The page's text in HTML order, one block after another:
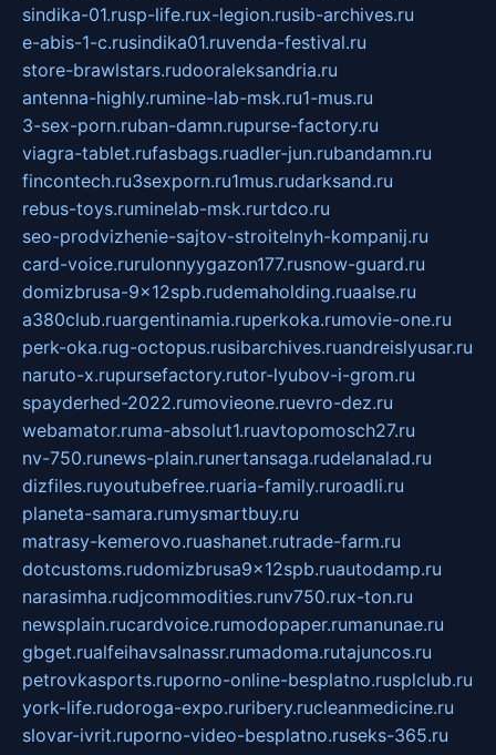
sindika-01.rusp-life.rux-legion.rusib-archives.ru
e-abis-1-c.rusindika01.ruvenda-festival.ru
store-brawlstars.rudooraleksandria.ru
antenna-highly.rumine-lab-msk.ru1-mus.ru
3-sex-porn.ruban-damn.rupurse-factory.ru
viagra-tablet.rufasbags.ruadler-jun.rubandamn.ru
fincontech.ru3sexporn.ru1mus.rudarksand.ru
rebus-toys.ruminelab-msk.rurtdco.ru
seo-prodvizhenie-sajtov-stroitelnyh-kompanij.ru
card-voice.rurulonnyygazon177.rusnow-guard.ru
domizbrusa-9x12spb.rudemaholding.ruaalse.ru
a380club.ruargentinamia.ruperkoka.rumovie-one.ru
perk-oka.rug-octopus.rusibarchives.ruandreislyusar.ru
naruto-x.rupursefactory.rutor-lyubov-i-grom.ru
spayderhed-2022.rumovieone.ruevro-dez.ru
webamator.ruma-absolut1.ruavtopomosch27.ru
nv-750.runews-plain.runertansaga.rudelanalad.ru
dizfiles.ruyoutubefree.ruaria-family.ruroadli.ru
planeta-samara.rumysmartbuy.ru
matrasy-kemerovo.ruashanet.rutrade-farm.ru
dotcustoms.rudomizbrusa9x12spb.ruautodamp.ru
narasimha.rudjcommodities.runv750.rux-ton.ru
newsplain.rucardvoice.rumodopaper.rumanunae.ru
gbget.rualfeihavsalnassr.rumadoma.rutajuncos.ru
petrovkasports.ruporno-online-besplatno.rusplclub.ru
york-life.rudoroga-expo.ruribery.rucleanmedicine.ru
slovar-ivrit.ruporno-video-besplatno.ruseks-365.ru